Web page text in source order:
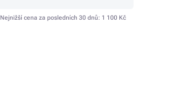
Nejnižší cena za posledních 30 dnů: 1 100 Kč